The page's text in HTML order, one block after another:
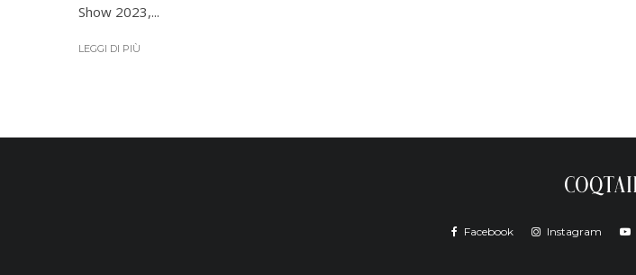
Show 2023,...
LEGGI DI PIÙ
Facebook Instagram